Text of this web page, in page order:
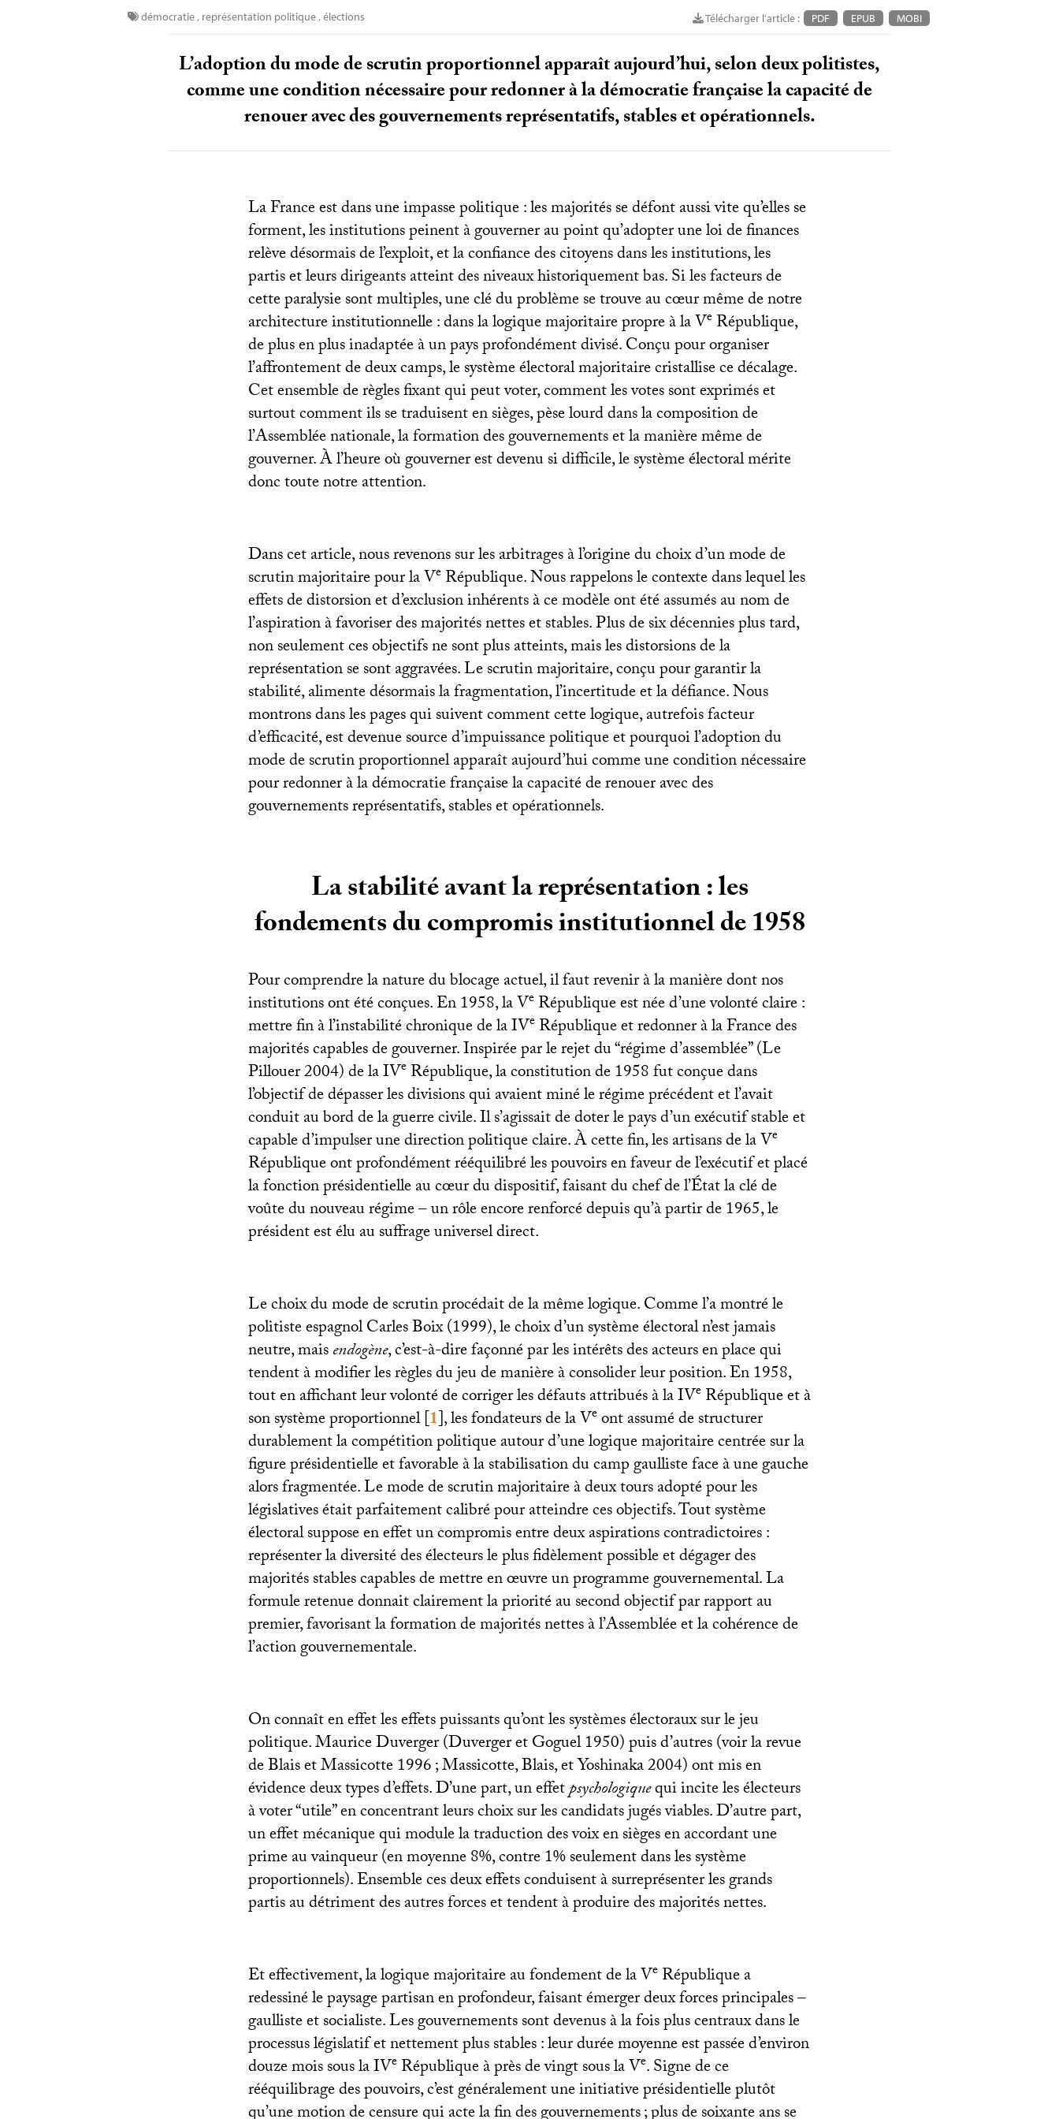
Télécharger l'article : PDF EPUB MOBI
démocratie, représentation politique,élections
L’adoption du mode de scrutin proportionnel apparaît aujourd’hui, selon deux politistes,
comme une condition nécessaire pour redonner à la démocratie française la capacité de
renouer avec des gouvernements représentatifs, stables et opérationnels.
La France est dans une impasse politique : les majorités se défont aussi vite qu’elles se
forment, les institutions peinent à gouverner au point qu’adopter une loi de finances
relève désormais de l’exploit, et la confiance des citoyens dans les institutions, les
partis et leurs dirigeants atteint des niveaux historiquement bas. Si les facteurs de
cette paralysie sont multiples, une clé du problème se trouve au cœur même de notre
architecture institutionnelle : dans la logique majoritaire propre à la Ve République,
de plus en plus inadaptée à un pays profondément divisé. Conçu pour organiser
l’affrontement de deux camps, le système électoral majoritaire cristallise ce décalage.
Cet ensemble de règles fixant qui peut voter, comment les votes sont exprimés et
surtout comment ils se traduisent en sièges, pèse lourd dans la composition de
l’Assemblée nationale, la formation des gouvernements et la manière même de
gouverner. À l’heure où gouverner est devenu si difficile, le système électoral mérite
donc toute notre attention.
Dans cet article, nous revenons sur les arbitrages à l’origine du choix d’un mode de
scrutin majoritaire pour la Ve République. Nous rappelons le contexte dans lequel les
effets de distorsion et d’exclusion inhérents à ce modèle ont été assumés au nom de
l’aspiration à favoriser des majorités nettes et stables. Plus de six décennies plus tard,
non seulement ces objectifs ne sont plus atteints, mais les distorsions de la
représentation se sont aggravées. Le scrutin majoritaire, conçu pour garantir la
stabilité, alimente désormais la fragmentation, l’incertitude et la défiance. Nous
montrons dans les pages qui suivent comment cette logique, autrefois facteur
d’efficacité, est devenue source d’impuissance politique et pourquoi l’adoption du
mode de scrutin proportionnel apparaît aujourd’hui comme une condition nécessaire
pour redonner à la démocratie française la capacité de renouer avec des
gouvernements représentatifs, stables et opérationnels.
La stabilité avant la représentation : les
fondements du compromis institutionnel de 1958
Pour comprendre la nature du blocage actuel, il faut revenir à la manière dont nos
institutions ont été conçues. En 1958, la Ve République est née d’une volonté claire :
mettre fin à l’instabilité chronique de laIVe République et redonner à la France des
majorités capables de gouverner. Inspirée par le rejet du “régime d’assemblée” (Le
Pillouer 2004) de laIVe République, la constitution de 1958 fut conçue dans
l’objectif de dépasser les divisions qui avaient miné le régime précédent et l’avait
conduit au bord de la guerre civile. Il s’agissait de doter le pays d’un exécutif stable et
capable d’impulser une direction politique claire. À cette fin, les artisans de la Ve
République ont profondément rééquilibré les pouvoirs en faveur de l’exécutif et placé
la fonction présidentielle au cœur du dispositif, faisant du chef de l’État la clé de
voûte du nouveau régime – un rôle encore renforcé depuis qu’à partir de 1965, le
président est élu au suffrage universel direct.
Le choix du mode de scrutin procédait de la même logique. Comme l’a montré le
politiste espagnol Carles Boix (1999), le choix d’un système électoral n’est jamais
neutre, maisendogène, c’est-à-dire façonné par les intérêts des acteurs en place qui
tendent à modifier les règles du jeu de manière à consolider leur position. En 1958,
tout en affichant leur volonté de corriger les défauts attribués à laIVe République et à
son système proportionnel[1], les fondateurs de la Veont assumé de structurer
durablement la compétition politique autour d’une logique majoritaire centrée sur la
figure présidentielle et favorable à la stabilisation du camp gaulliste face à une gauche
alors fragmentée. Le mode de scrutin majoritaire à deux tours adopté pour les
législatives était parfaitement calibré pour atteindre ces objectifs. Tout système
électoral suppose en effet un compromis entre deux aspirations contradictoires :
représenter la diversité des électeurs le plus fidèlement possible et dégager des
majorités stables capables de mettre en œuvre un programme gouvernemental. La
formule retenue donnait clairement la priorité au second objectif par rapport au
premier, favorisant la formation de majorités nettes à l’Assemblée et la cohérence de
l’action gouvernementale.
On connaît en effet les effets puissants qu’ont les systèmes électoraux sur le jeu
politique. Maurice Duverger (Duverger et Goguel 1950) puis d’autres (voir la revue
de Blais et Massicotte 1996; Massicotte, Blais, et Yoshinaka 2004) ont mis en
évidence deux types d’effets. D’une part, un effetpsychologiquequi incite les électeurs
à voter “utile” en concentrant leurs choix sur les candidats jugés viables. D’autre part,
un effet mécanique qui module la traduction des voix en sièges en accordant une
prime au vainqueur (en moyenne 8%, contre 1% seulement dans les système
proportionnels). Ensemble ces deux effets conduisent à surreprésenter les grands
partis au détriment des autres forces et tendent à produire des majorités nettes.
Et effectivement, la logique majoritaire au fondement de la Ve République a
redessiné le paysage partisan en profondeur, faisant émerger deux forces principales –
gaulliste et socialiste. Les gouvernements sont devenus à la fois plus centraux dans le
processus législatif et nettement plus stables : leur durée moyenne est passée d’environ
douze mois sous laIVe République à près de vingt sous la Ve. Signe de ce
rééquilibrage des pouvoirs, c’est généralement une initiative présidentielle plutôt